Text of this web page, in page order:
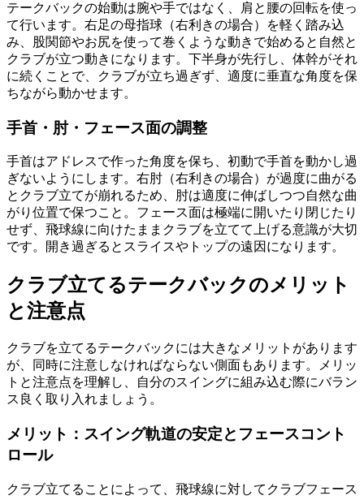
テークバックの始動は腕や手ではなく、肩と腰の回転を使っ
て行います。右足の母指球（右利きの場合）を軽く踏み込
み、股関節やお尻を使って巻くような動きで始めると自然と
クラブが立つ動きになります。下半身が先行し、体幹がそれ
に続くことで、クラブが立ち過ぎず、適度に垂直な角度を保
ちながら動かせます。
手首・肘・フェース面の調整
手首はアドレスで作った角度を保ち、初動で手首を動かし過
ぎないようにします。右肘（右利きの場合）が過度に曲がる
とクラブ立てが崩れるため、肘は適度に伸ばしつつ自然な曲
がり位置で保つこと。フェース面は極端に開いたり閉じたり
せず、飛球線に向けたままクラブを立てて上げる意識が大切
です。開き過ぎるとスライスやトップの遠因になります。
クラブ立てるテークバックのメリット
と注意点
クラブを立てるテークバックには大きなメリットがあります
が、同時に注意しなければならない側面もあります。メリッ
トと注意点を理解し、自分のスイングに組み込む際にバラン
ス良く取り入れましょう。
メリット：スイング軌道の安定とフェースコント
ロール
クラブ立てることによって、飛球線に対してクラブフェース